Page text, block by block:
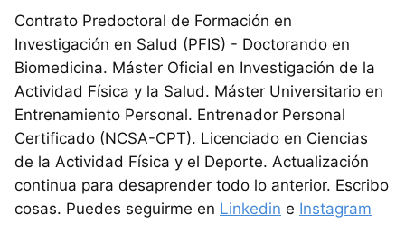
Contrato Predoctoral de Formación en
Investigación en Salud (PFIS) - Doctorando en
Biomedicina. Máster Oficial en Investigación de la
Actividad Física y la Salud. Máster Universitario en
Entrenamiento Personal. Entrenador Personal
Certificado (NCSA-CPT). Licenciado en Ciencias
de la Actividad Física y el Deporte. Actualización
continua para desaprender todo lo anterior. Escribo
cosas. Puedes seguirme en Linkedin e Instagram